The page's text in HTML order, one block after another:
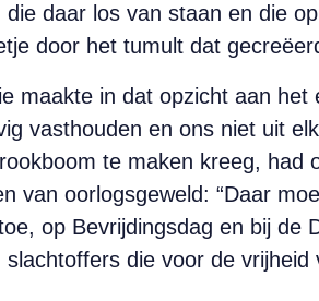
daar los van staan en die
door het tumult dat
maakte in dat opzicht aan
vasthouden en ons niet uit
te maken kreeg, had
van oorlogsgeweld: “Daar
op Bevrijdingsdag en bij de
die voor de vrijheid